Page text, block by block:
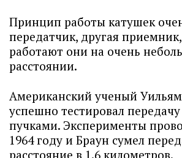
Принцип работы катушек
передатчик, другая
работают они на очень
расстоянии.
Американский ученый
успешно тестировал
пучками. Эксперименты
1964 году и Браун сумел
расстояние в 1.6 километров.